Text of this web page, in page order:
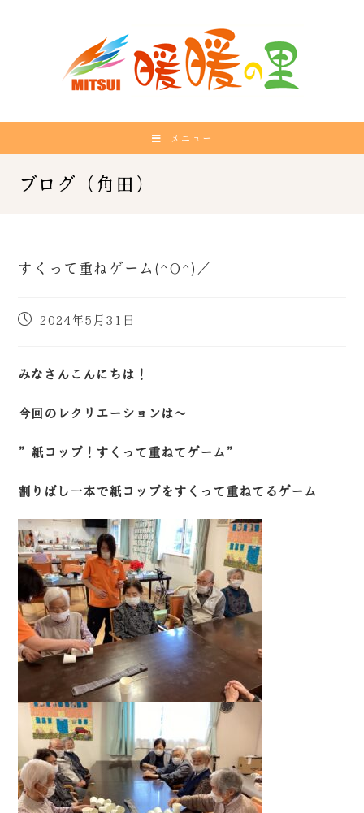
メニュー
すくって重ねゲーム(^O^)／
2024年5月31日
みなさんこんにちは！
今回のレクリエーションは～
”紙コップ！すくって重ねてゲーム”
割りばし一本で紙コップをすくって重ねてるゲーム